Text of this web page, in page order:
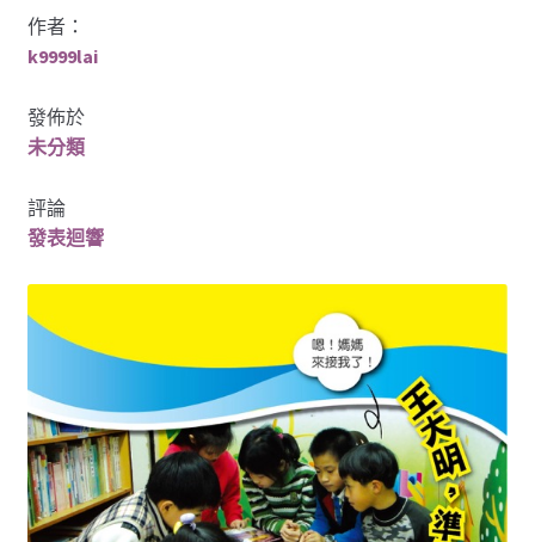
簡訊儲值
結帳
作者：
k9999lai
發佈於
未分類
評論
發表迴響